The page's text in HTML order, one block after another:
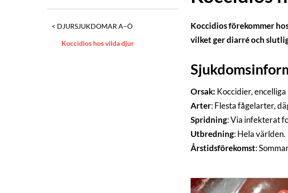
DJURSJUKDOMAR A–Ö
Koccidios hos vilda djur
Koccidios förekommer
vilket ger diarré och
Orsak: Koccidier,
Arter: Flesta fågelarter,
Spridning: Via infekterat
Utbredning: Hela världen.
Årstidsförekomst: